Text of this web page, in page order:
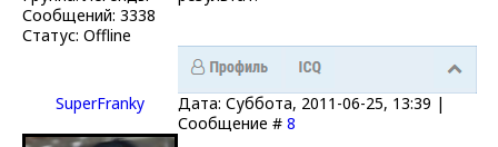
Сообщений: 3338
Статус: Offline
SuperFranky
Дата: Суббота, 2011-06-25, 13:39 |
Сообщение # 8